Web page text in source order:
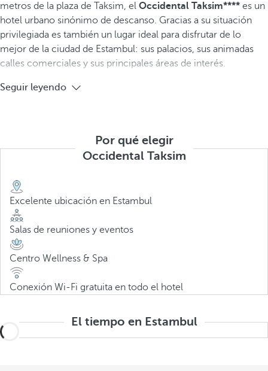
metros de la plaza de Taksim, el Occidental Taksim**** es un
hotel urbano sinónimo de descanso. Gracias a su situación
privilegiada es también un lugar ideal para disfrutar de lo
mejor de la ciudad de Estambul: sus palacios, sus animadas
calles comerciales y sus principales áreas de interés.
Seguir leyendo
Por qué elegir
Occidental Taksim
Excelente ubicación en Estambul
Salas de reuniones y eventos
Centro Wellness & Spa
Conexión Wi-Fi gratuita en todo el hotel
El tiempo en Estambul